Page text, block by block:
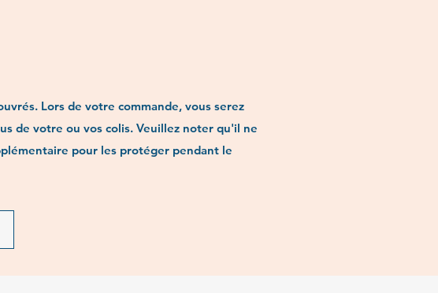
Lors de votre commande, vous serez
de votre ou vos colis. Veuillez noter qu'il ne
pour les protéger pendant le